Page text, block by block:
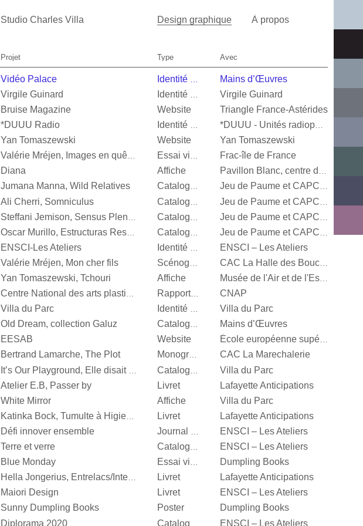
Studio Charles Villa Design graphique À propos
Projet Type Avec
Vidéo Palace
Mains d’Œuvres
Virgile Guinard
Virgile Guinard
Bruise Magazine Website
Triangle France-Astérides
*DUUU Radio Identité visuelle *DUUU - Unités radiophoniques mobiles
Yan Tomaszewski Website
Yan Tomaszewski
Valérie Mréjen, Images en quête d'histoires Essai visuel
Frac-île de France
Diana Affiche Pavillon Blanc, centre d’art contemporain de la Ville de Colomiers
Jumana Manna, Wild Relatives Catalogue d’exposition Jeu de Paume et CAPC Bordeaux
Ali Cherri, Somniculus
Oscar Murillo, Estructuras Resonantes
ENSCI-Les Ateliers
ENSCI – Les Ateliers
Valérie Mréjen, Mon cher fils
Yan Tomaszewski, Tchouri Affiche Musée de l'Air et de l'Espace
Centre National des arts plastiques Rapport d’activité
CNAP
Villa du Parc Identité visuelle
Villa du Parc
Old Dream, collection Galuz Catalogue d’exposition
Mains d’Œuvres
EESAB Website École européenne supérieure d'art de Bretagne
Bertrand Lamarche, The Plot Monographie
CAC La Marechalerie
Villa du Parc
Atelier E.B, Passer by Livret
Lafayette Anticipations
White Mirror Affiche
Villa du Parc
Katinka Bock, Tumulte à Higienopolis Livret
Lafayette Anticipations
Défi innover ensemble
ENSCI – Les Ateliers
Terre et verre Catalogue d’exposition
ENSCI – Les Ateliers
Blue Monday Essai visuel
Dumpling Books
Hella Jongerius, Entrelacs/Interlace Livret
Lafayette Anticipations
Maiori Design Livret
ENSCI – Les Ateliers
Sunny Dumpling Books Poster
Dumpling Books
Diplorama 2020 ENSCI – Les Ateliers